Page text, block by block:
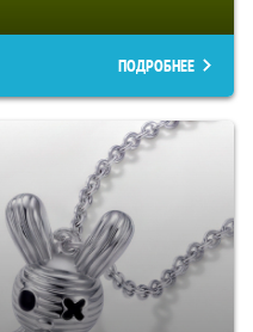
ПОДРОБНЕЕ